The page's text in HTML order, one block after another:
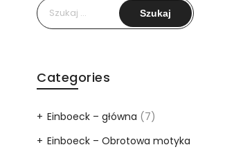
Szukaj:
Categories
Einboeck – główna (7)
Einboeck – Obrotowa motyka